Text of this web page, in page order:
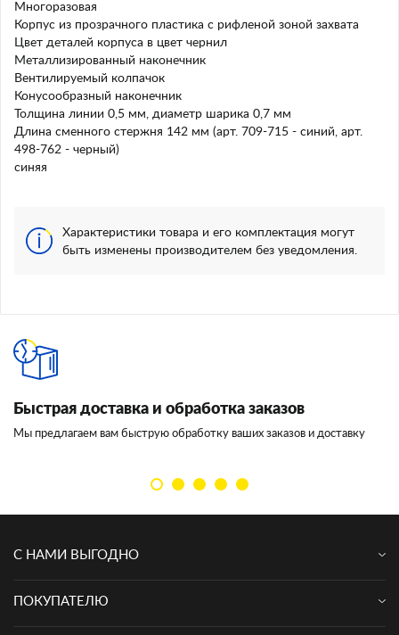
Многоразовая
Корпус из прозрачного пластика с рифленой зоной захвата
Цвет деталей корпуса в цвет чернил
Металлизированный наконечник
Вентилируемый колпачок
Конусообразный наконечник
Толщина линии 0,5 мм, диаметр шарика 0,7 мм
Длина сменного стержня 142 мм (арт. 709-715 - синий, арт.
498-762 - черный)
синяя
Характеристики товара и его комплектация могут
быть изменены производителем без уведомления.
Быстрая доставка и обработка заказов
Мы предлагаем вам быструю обработку ваших заказов и доставку
С НАМИ ВЫГОДНО
ПОКУПАТЕЛЮ